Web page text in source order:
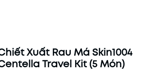
Xuất Rau Má Skin1004
Travel Kit (5 Món)